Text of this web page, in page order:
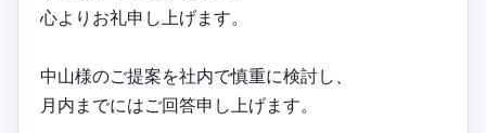
心よりお礼申し上げます。
中山様のご提案を社内で慎重に検討し、
月内までにはご回答申し上げます。